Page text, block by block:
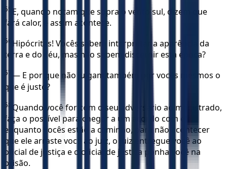
55 E, quando notam que sopra o vento sul, dizem que
fará calor, e assim acontece.
56 Hipócritas! Vocês sabem interpretar a aparência da
terra e do céu, mas não sabem discernir esta época?
57 — E por que não julgam também por vocês mesmos o
que é justo?
58 Quando você for com o seu adversário ao magistrado,
faça o possível para chegar a um acordo com ele
enquanto vocês estão a caminho, para não acontecer
que ele arraste você ao juiz, o juiz entregue você ao
oficial de justiça e o oficial de justiça ponha você na
prisão.